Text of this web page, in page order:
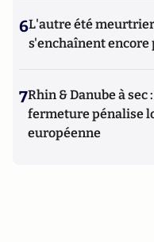
6L'autre été
s'enchaînent encore
7Rhin & Danube à sec
fermeture pénalise
européenne